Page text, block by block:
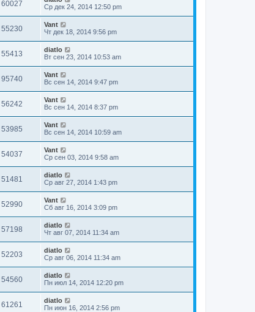
60027
Ср дек 24, 2014 12:50 pm
55230
Vant
Чт дек 18, 2014 9:56 pm
55413
diatlo
Вт сен 23, 2014 10:53 am
95740
Vant
Вс сен 14, 2014 9:47 pm
56242
Vant
Вс сен 14, 2014 8:37 pm
53985
Vant
Вс сен 14, 2014 10:59 am
54037
Vant
Ср сен 03, 2014 9:58 am
51481
diatlo
Ср авг 27, 2014 1:43 pm
52990
Vant
Сб авг 16, 2014 3:09 pm
57198
diatlo
Чт авг 07, 2014 11:34 am
52203
diatlo
Ср авг 06, 2014 11:34 am
54560
diatlo
Пн июл 14, 2014 12:20 pm
61261
diatlo
Пн июн 16, 2014 2:56 pm